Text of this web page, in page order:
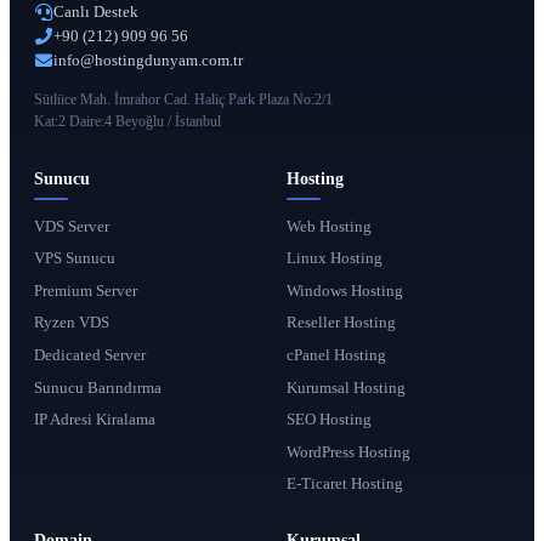
Canlı Destek
+90 (212) 909 96 56
info@hostingdunyam.com.tr
Sütlüce Mah. İmrahor Cad. Haliç Park Plaza No:2/1
Kat:2 Daire:4 Beyoğlu / İstanbul
Sunucu
VDS Server
VPS Sunucu
Premium Server
Ryzen VDS
Dedicated Server
Sunucu Barındırma
IP Adresi Kiralama
Hosting
Web Hosting
Linux Hosting
Windows Hosting
Reseller Hosting
cPanel Hosting
Kurumsal Hosting
SEO Hosting
WordPress Hosting
E-Ticaret Hosting